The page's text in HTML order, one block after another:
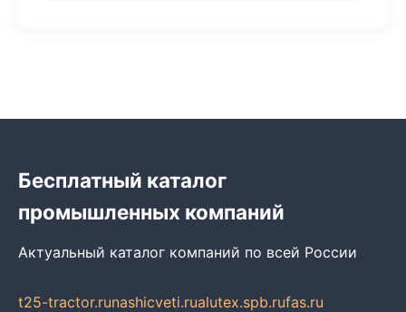
Бесплатный каталог
промышленных компаний
Актуальный каталог компаний по всей России
t25-tractor.runashicveti.rualutex.spb.rufas.ru